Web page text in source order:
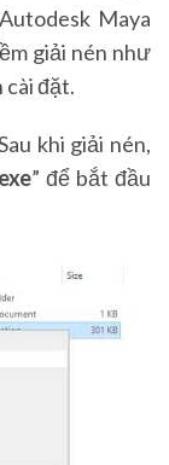
Maya
giải nén như
cài đặt.
khi giải nén,
” để bắt đầu